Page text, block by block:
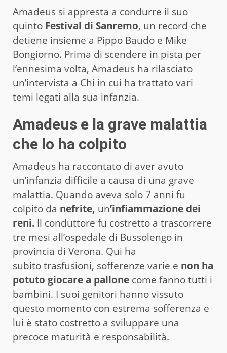
Amadeus si appresta a condurre il suo
quinto Festival di Sanremo, un record che
detiene insieme a Pippo Baudo e Mike
Bongiorno. Prima di scendere in pista per
l’ennesima volta, Amadeus ha rilasciato
un’intervista a Chi in cui ha trattato vari
temi legati alla sua infanzia.
Amadeus e la grave malattia
che lo ha colpito
Amadeus ha raccontato di aver avuto
un’infanzia difficile a causa di una grave
malattia. Quando aveva solo 7 anni fu
colpito da nefrite, un’infiammazione dei
reni. Il conduttore fu costretto a trascorrere
tre mesi all’ospedale di Bussolengo in
provincia di Verona. Qui ha
subito trasfusioni, sofferenze varie e non ha
potuto giocare a pallone come fanno tutti i
bambini. I suoi genitori hanno vissuto
questo momento con estrema sofferenza e
lui è stato costretto a sviluppare una
precoce maturità e responsabilità.